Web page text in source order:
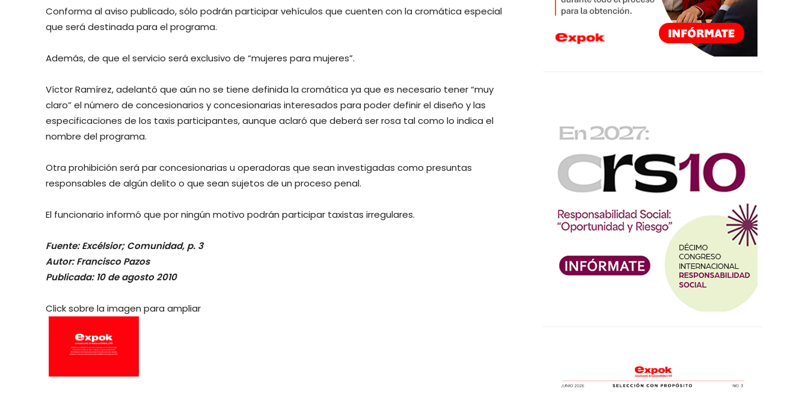
Conforma al aviso publicado, sólo podrán participar vehículos que cuenten con la cromática especial
que será destinada para el programa.
Además, de que el servicio será exclusivo de “mujeres para mujeres”.
Víctor Ramírez, adelantó que aún no se tiene definida la cromática ya que es necesario tener “muy
claro” el número de concesionarios y concesionarias interesados para poder definir el diseño y las
especificaciones de los taxis participantes, aunque aclaró que deberá ser rosa tal como lo indica el
nombre del programa.
Otra prohibición será par concesionarias u operadoras que sean investigadas como presuntas
responsables de algún delito o que sean sujetos de un proceso penal.
El funcionario informó que por ningún motivo podrán participar taxistas irregulares.
Fuente: Excélsior; Comunidad, p. 3
Autor: Francisco Pazos
Publicada: 10 de agosto 2010
Click sobre la imagen para ampliar